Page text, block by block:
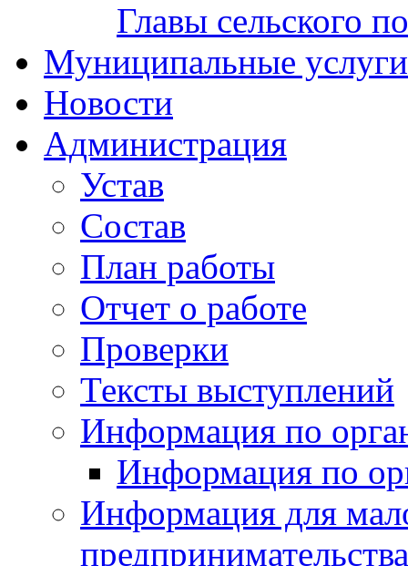
Главы сельского
Муниципальные
Новости
Администрация
Устав
Состав
План работы
Отчет о работе
Проверки
Тексты выступлений
Информация по
Информация по
Информация для
предпринимательства